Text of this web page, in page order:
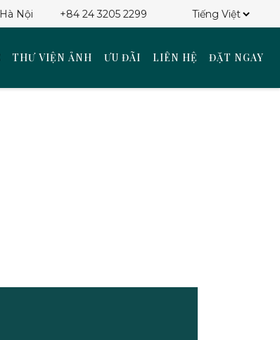
Nội +84 24 3205 2299
Choose
THƯ VIỆN ẢNH ƯU ĐÃI LIÊN HỆ ĐẶT NGAY